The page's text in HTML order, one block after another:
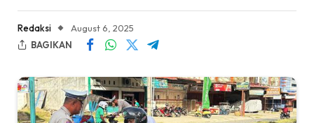
Redaksi
August 6, 2025
BAGIKAN